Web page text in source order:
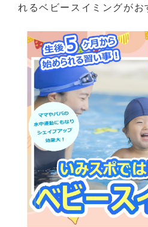
れるベビースイミングがお